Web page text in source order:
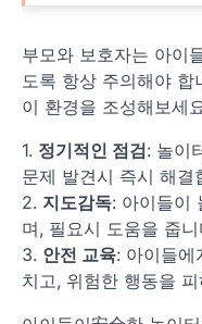
부모와 보호자는 아이
도록 항상 주의해야
이 환경을 조성해보세
1. 정기적인 점검: 놀이
문제 발견시 즉시 해결
2. 지도감독: 아이들이
며, 필요시 도움을 줍니
3. 안전 교육: 아이들에
치고, 위험한 행동을